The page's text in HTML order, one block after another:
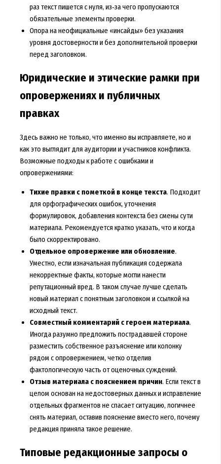
раз текст пишется с нуля, из‑за чего пропускаются
обязательные элементы проверки.
Опора на неофициальные «инсайды» без указания
уровня достоверности и без дополнительной проверки
перед заголовком.
Юридические и этические рамки при
опровержениях и публичных
правках
Здесь важно не только, что именно вы исправляете, но и
как это выглядит для аудитории и участников конфликта.
Возможные подходы к работе с ошибками и
опровержениями:
Тихие правки с пометкой в конце текста. Подходит
для орфографических ошибок, уточнения
формулировок, добавления контекста без смены сути
материала. Рекомендуется кратко указать, что и когда
было скорректировано.
Отдельное опровержение или обновление.
Уместно, если изначальная публикация содержала
некорректные факты, которые могли нанести
репутационный вред. В таком случае лучше сделать
новый материал с понятным заголовком и ссылкой на
исходный текст.
Совместный комментарий с героем материала.
Иногда разумно предложить пострадавшей стороне
разместить собственное разъяснение или колонку
рядом с опровержением, четко отделив
фактологическую часть от оценочных суждений.
Отзыв материала с пояснением причин. Если текст в
целом основан на недостоверных данных и исправление
отдельных фрагментов не спасает ситуацию, логичнее
снять материал, оставив пояснение вместо него, почему
редакция приняла такое решение.
Типовые редакционные запросы о